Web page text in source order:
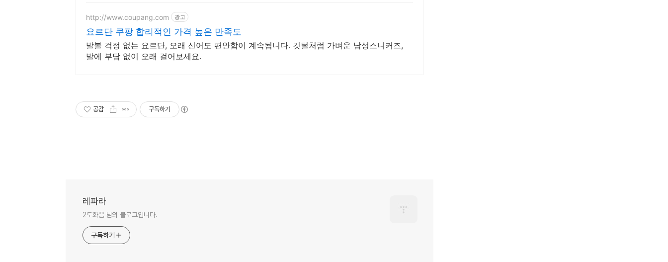
http://www.coupang.com 광고
요르단 쿠팡 합리적인 가격 높은 만족도
발볼 걱정 없는 요르단, 오래 신어도 편안함이 계속됩니다. 깃털처럼 가벼운 남성스니커즈,
발에 부담 없이 오래 걸어보세요.
공감 구독하기
레파라
2도화음 님의 블로그입니다.
구독하기